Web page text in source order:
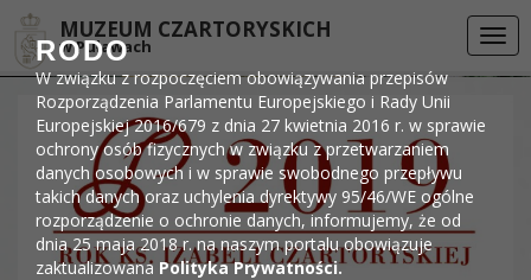
DEKLARACJA DOSTĘPNOŚCI
MUZEUM CZARTORYSKICH
w Puławach
RODO
W związku z rozpoczęciem obowiązywania przepisów
Rozporządzenia Parlamentu Europejskiego i Rady Unii
Europejskiej 2016/679 z dnia 27 kwietnia 2016 r. w sprawie
ochrony osób fizycznych w związku z przetwarzaniem
danych osobowych i w sprawie swobodnego przepływu
takich danych oraz uchylenia dyrektywy 95/46/WE ogólne
rozporządzenie o ochronie danych, informujemy, że od
dnia 25 maja 2018 r. na naszym portalu obowiązuje
zaktualizowana Polityka Prywatności.